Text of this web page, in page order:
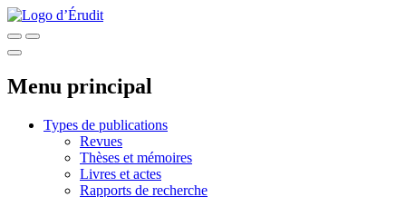
Menu principal
Types de publications
Revues
Thèses et mémoires
Livres et actes
Rapports de recherche